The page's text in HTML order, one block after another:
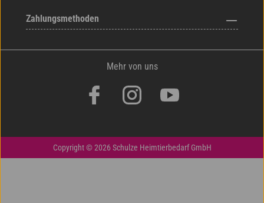
Zahlungsmethoden
Mehr von uns
Copyright © 2026 Schulze Heimtierbedarf GmbH